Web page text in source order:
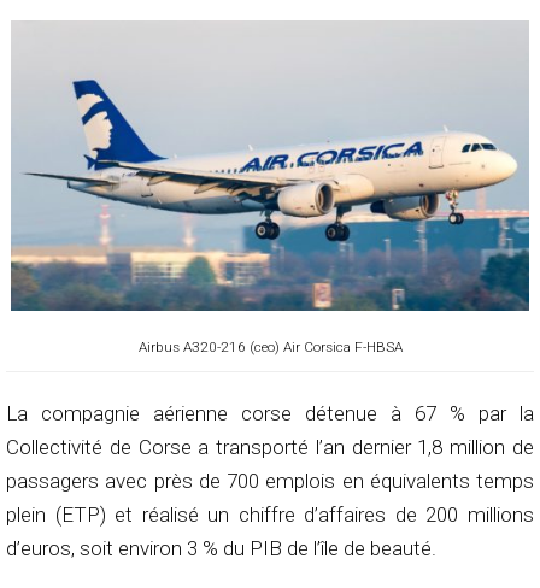
Airbus A320-216 (ceo) Air Corsica F-HBSA
La compagnie aérienne corse détenue à 67 % par la
Collectivité de Corse a transporté l’an dernier 1,8 million de
passagers avec près de 700 emplois en équivalents temps
plein (ETP) et réalisé un chiffre d’affaires de 200 millions
d’euros, soit environ 3 % du PIB de l’île de beauté.